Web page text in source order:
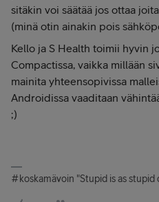
sitäkin voi säätää jos ottaa
(minä otin ainakin pois
Kello ja S Health toimii hyvin
Compactissa, vaikka millään
mainita yhteensopivissa
Androidissa vaaditaan
;)
#koskamävoin "Stupid is as stupid